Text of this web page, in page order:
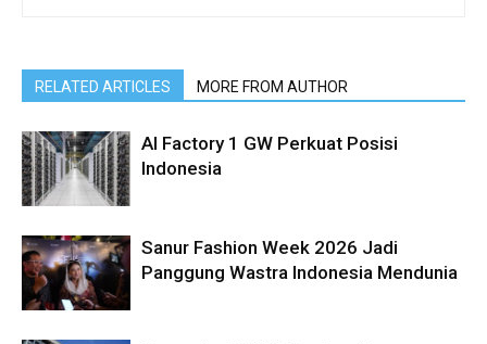
RELATED ARTICLES MORE FROM AUTHOR
AI Factory 1 GW Perkuat Posisi
Indonesia
Sanur Fashion Week 2026 Jadi
Panggung Wastra Indonesia Mendunia